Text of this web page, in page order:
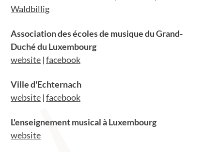
Waldbillig
Association des écoles de musique du Grand-
Duché du Luxembourg
website |facebook
Ville d'Echternach
website |facebook
L'enseignement musical à Luxembourg
website